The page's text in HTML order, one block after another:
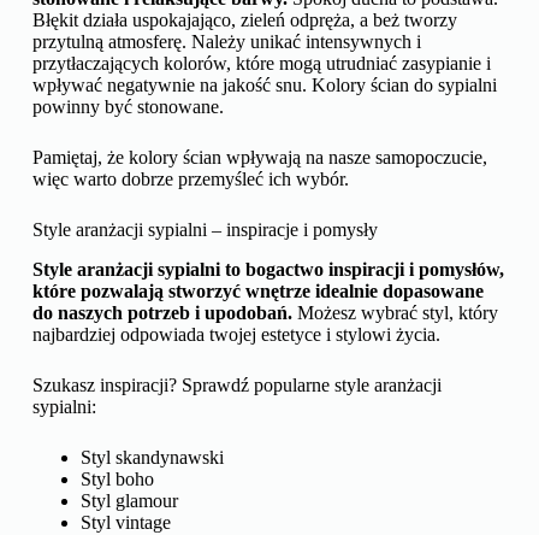
Błękit działa uspokajająco, zieleń odpręża, a beż tworzy
przytulną atmosferę. Należy unikać intensywnych i
przytłaczających kolorów, które mogą utrudniać zasypianie i
wpływać negatywnie na jakość snu. Kolory ścian do sypialni
powinny być stonowane.
Pamiętaj, że kolory ścian wpływają na nasze samopoczucie,
więc warto dobrze przemyśleć ich wybór.
Style aranżacji sypialni – inspiracje i pomysły
Style aranżacji sypialni to bogactwo inspiracji i pomysłów,
które pozwalają stworzyć wnętrze idealnie dopasowane
do naszych potrzeb i upodobań.Możesz wybrać styl, który
najbardziej odpowiada twojej estetyce i stylowi życia.
Szukasz inspiracji? Sprawdź popularne style aranżacji
sypialni:
Styl skandynawski
Styl boho
Styl glamour
Styl vintage